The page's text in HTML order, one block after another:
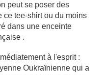
peut se poser des
ce tee-shirt ou du moins
dans une enceinte
.
à l'esprit :
Oukraïnienne qui a